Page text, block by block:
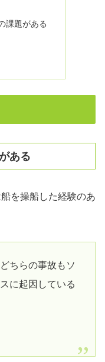
課題がある
ある
を操船した経験のあ
ちらの事故もソ
に起因している